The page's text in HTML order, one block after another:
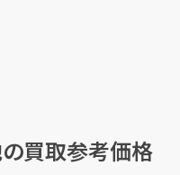
の買取参考価格